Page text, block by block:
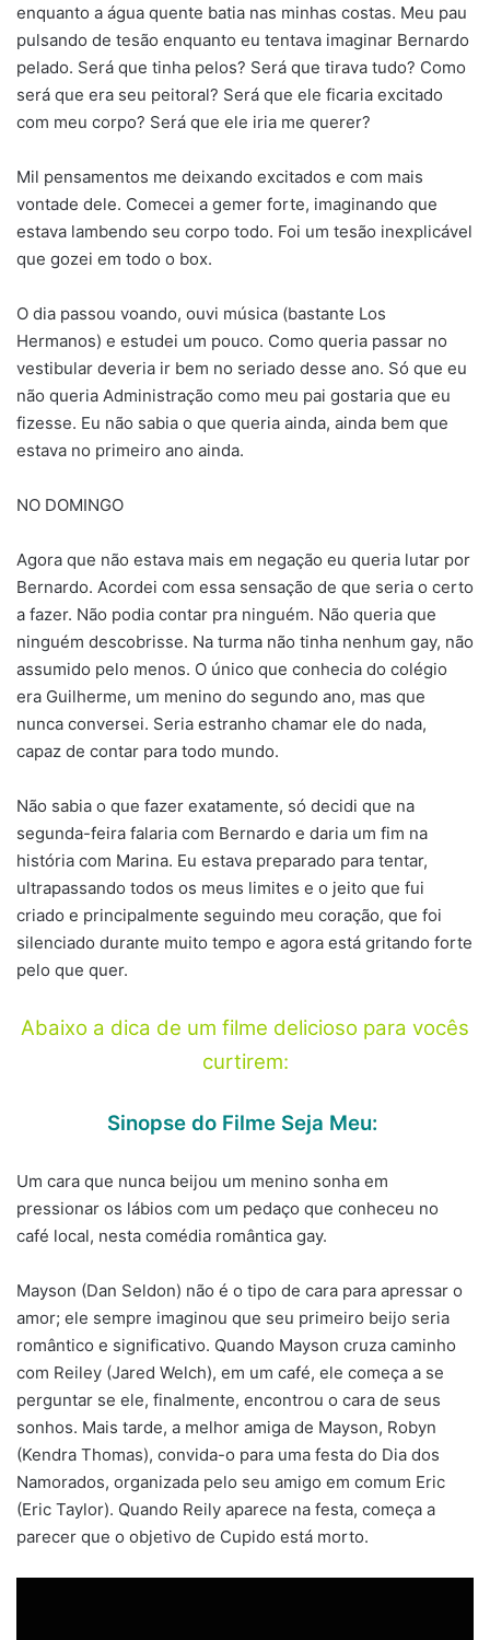
enquanto a água quente batia nas minhas costas. Meu pau
pulsando de tesão enquanto eu tentava imaginar Bernardo
pelado. Será que tinha pelos? Será que tirava tudo? Como
será que era seu peitoral? Será que ele ficaria excitado
com meu corpo? Será que ele iria me querer?
Mil pensamentos me deixando excitados e com mais
vontade dele. Comecei a gemer forte, imaginando que
estava lambendo seu corpo todo. Foi um tesão inexplicável
que gozei em todo o box.
O dia passou voando, ouvi música (bastante Los
Hermanos) e estudei um pouco. Como queria passar no
vestibular deveria ir bem no seriado desse ano. Só que eu
não queria Administração como meu pai gostaria que eu
fizesse. Eu não sabia o que queria ainda, ainda bem que
estava no primeiro ano ainda.
NO DOMINGO
Agora que não estava mais em negação eu queria lutar por
Bernardo. Acordei com essa sensação de que seria o certo
a fazer. Não podia contar pra ninguém. Não queria que
ninguém descobrisse. Na turma não tinha nenhum gay, não
assumido pelo menos. O único que conhecia do colégio
era Guilherme, um menino do segundo ano, mas que
nunca conversei. Seria estranho chamar ele do nada,
capaz de contar para todo mundo.
Não sabia o que fazer exatamente, só decidi que na
segunda-feira falaria com Bernardo e daria um fim na
história com Marina. Eu estava preparado para tentar,
ultrapassando todos os meus limites e o jeito que fui
criado e principalmente seguindo meu coração, que foi
silenciado durante muito tempo e agora está gritando forte
pelo que quer.
Abaixo a dica de um filme delicioso para vocês
curtirem:
Sinopse do Filme Seja Meu:
Um cara que nunca beijou um menino sonha em
pressionar os lábios com um pedaço que conheceu no
café local, nesta comédia romântica gay.
Mayson (Dan Seldon) não é o tipo de cara para apressar o
amor; ele sempre imaginou que seu primeiro beijo seria
romântico e significativo. Quando Mayson cruza caminho
com Reiley (Jared Welch), em um café, ele começa a se
perguntar se ele, finalmente, encontrou o cara de seus
sonhos. Mais tarde, a melhor amiga de Mayson, Robyn
(Kendra Thomas), convida-o para uma festa do Dia dos
Namorados, organizada pelo seu amigo em comum Eric
(Eric Taylor). Quando Reily aparece na festa, começa a
parecer que o objetivo de Cupido está morto.